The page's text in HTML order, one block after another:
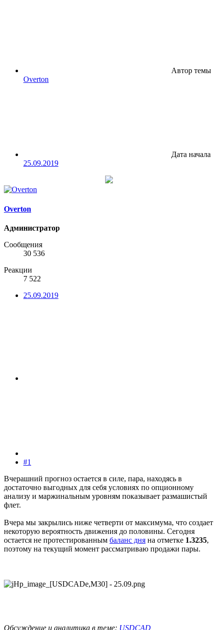
Автор темы
Overton
Дата начала
25.09.2019
Overton
Администратор
Сообщения
30 536
Реакции
7 522
25.09.2019
#1
Вчерашний прогноз остается в силе, пара, находясь в
достаточно выгодных для себя условиях по опционному
анализу и маржинальным уровням показывает размашистый
флет.
Вчера мы закрылись ниже четверти от максимума, что создает
некоторую вероятность движения до половины. Сегодня
остается не протестированным баланс дня на отметке 1.3235,
поэтому на текущий момент рассматриваю продажи пары.
Обсуждение и аналитика в теме: USDCAD